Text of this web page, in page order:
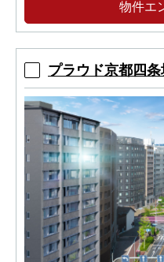
三方角地のゆとり
物件エ
プラウド京都四